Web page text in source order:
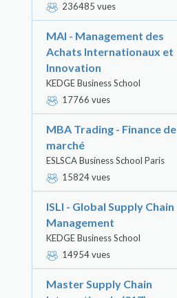
236485 vues
MAI - Management des
Achats Internationaux et
Innovation
KEDGE Business School
17766 vues
MBA Trading - Finance de
marché
ESLSCA Business School Paris
15824 vues
ISLI - Global Supply Chain
Management
KEDGE Business School
14954 vues
Master Supply Chain